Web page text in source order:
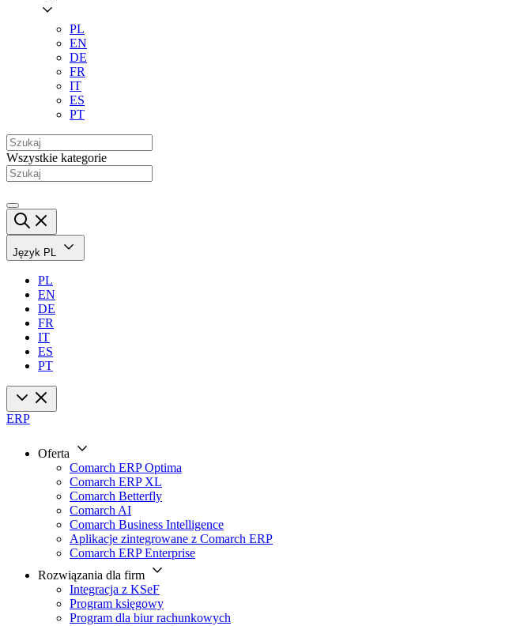
PL
EN
DE
FR
IT
ES
PT
Wszystkie kategorie
Język PL
PL
EN
DE
FR
IT
ES
PT
ERP
Oferta
Comarch ERP Optima
Comarch ERP XL
Comarch Betterfly
Comarch AI
Comarch Business Intelligence
Aplikacje zintegrowane z Comarch ERP
Comarch ERP Enterprise
Rozwiązania dla firm
Integracja z KSeF
Program księgowy
Program dla biur rachunkowych